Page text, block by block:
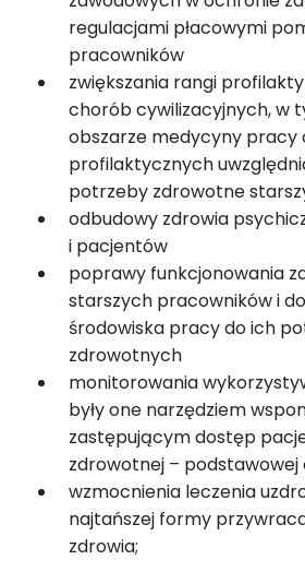
regulacjami płacowymi
pracowników
zwiększania rangi
chorób cywilizacyjnych, w
obszarze medycyny pracy
profilaktycznych
potrzeby zdrowotne
odbudowy zdrowia
i pacjentów
poprawy funkcjonowania
starszych pracowników i
środowiska pracy do ich
zdrowotnych
monitorowania
były one narzędziem
zastępującym dostęp
zdrowotnej –
wzmocnienia leczenia
najtańszej formy
zdrowia;